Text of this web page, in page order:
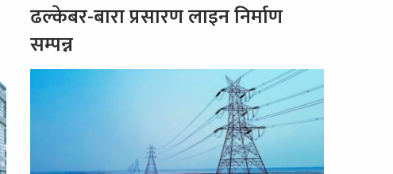
ढल्केबर-बारा प्रसारण लाइन निर्माण
सम्पन्न